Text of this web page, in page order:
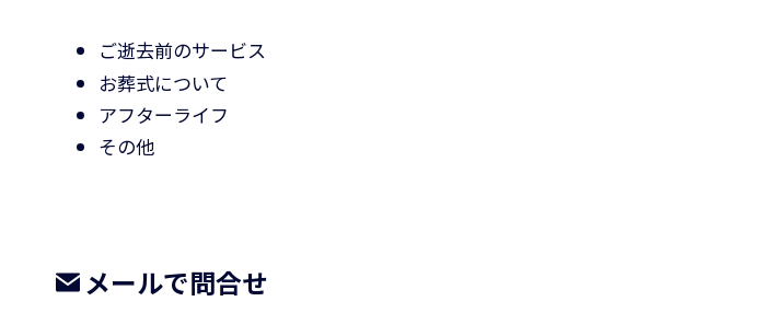
ご逝去前のサービス
お葬式について
アフターライフ
その他
メールで問合せ